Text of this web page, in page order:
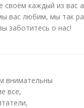
своём каждый из вас
вас любим, мы так
заботитесь о нас!
внимательны
все,